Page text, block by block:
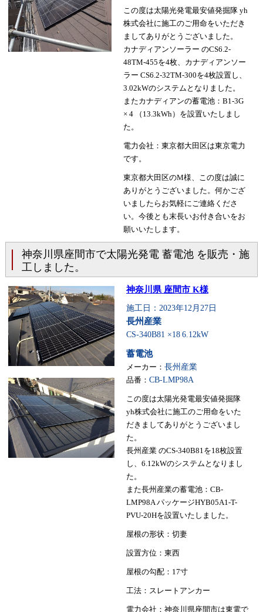
この度は太陽光発電最安値発掘隊 yh
株式会社に施工のご用命をいただき
ましてありがとうございました。
カナディアンソーラー のCS6.2-
48TM-455を4枚、カナディアンソー
ラー CS6.2-32TM-300を4枚設置し、
3.02kWのシステムとなりました。
またカナディアンの蓄電池：B1-3G
× 4 （13.3kWh）を設置いたしまし
た。
電力会社：東京都大田区は東京電力
です。
東京都大田区のM様、この度は誠に
ありがとうございました。何かござ
いましたらお気軽にご連絡くださ
い。今後とも末長いお付き合いをお
願いいたします。
神奈川県座間市で太陽光発電 蓄電池 を販売・施
工しました。
神奈川県 座間市 K様
施工日：2023年12月27日
長州産業
CS-340B81 ×18 6.12kW
蓄電池
メーカー： 長州産業
品番： CB-LMP98A
この度は太陽光発電最安値発掘隊
yh株式会社に施工のご用命をいた
だきましてありがとうございまし
た。
長州産業 のCS-340B81を18枚設置
し、6.12kWのシステムとなりまし
た。
また長州産業の蓄電池：CB-
LMP98A パッケージHYB05A1-T-
PVU-20Hを設置いたしました。
屋根の形状：切妻
設置方位：東西
屋根の勾配：17寸
工法：スレートアンカー
電力会社：神奈川県座間市は東電で